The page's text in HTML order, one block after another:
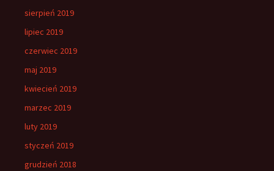
sierpień 2019
lipiec 2019
czerwiec 2019
maj 2019
kwiecień 2019
marzec 2019
luty 2019
styczeń 2019
grudzień 2018